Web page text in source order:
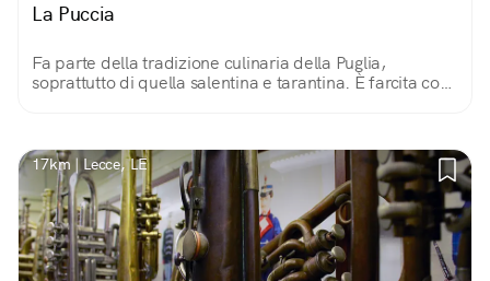
La Puccia
Fa parte della tradizione culinaria della Puglia,
soprattutto di quella salentina e tarantina. È farcita con
17km | Lecce, LE